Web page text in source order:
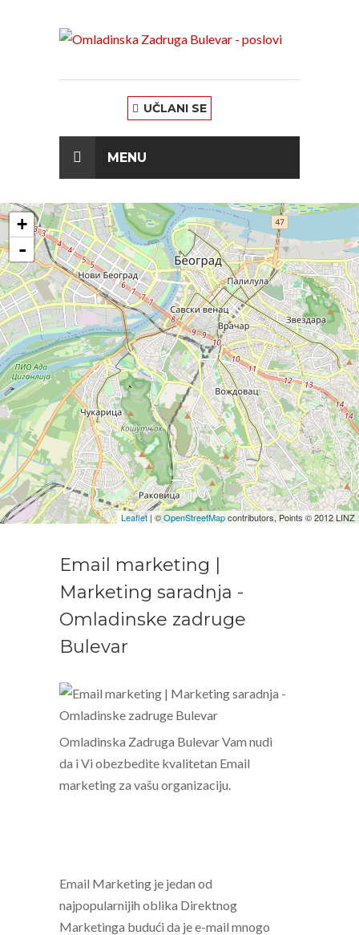
UČLANI SE
MENU
+
-
Leaflet| ©OpenStreetMapcontributors, Points © 2012 LINZ
Email marketing |
Marketing saradnja -
Omladinske zadruge
Bulevar
Omladinska Zadruga BulevarVam nudi
da i Vi obezbedite kvalitetan Email
marketing za vašu organizaciju.
Email Marketing je jedan od
najpopularnijih oblika Direktnog
Marketinga budući da je e-mail mnogo